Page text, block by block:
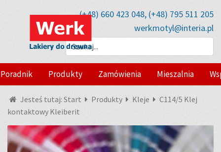
(+48) 660 423 048, (+48) 795 511 205
werkmotyl@interia.pl
Poradnik Produkty Zamówienia Mieszalnia
Jesteś tutaj: Start Produkty Kleje
C114/5 Klej
kontaktowy Kleiberit